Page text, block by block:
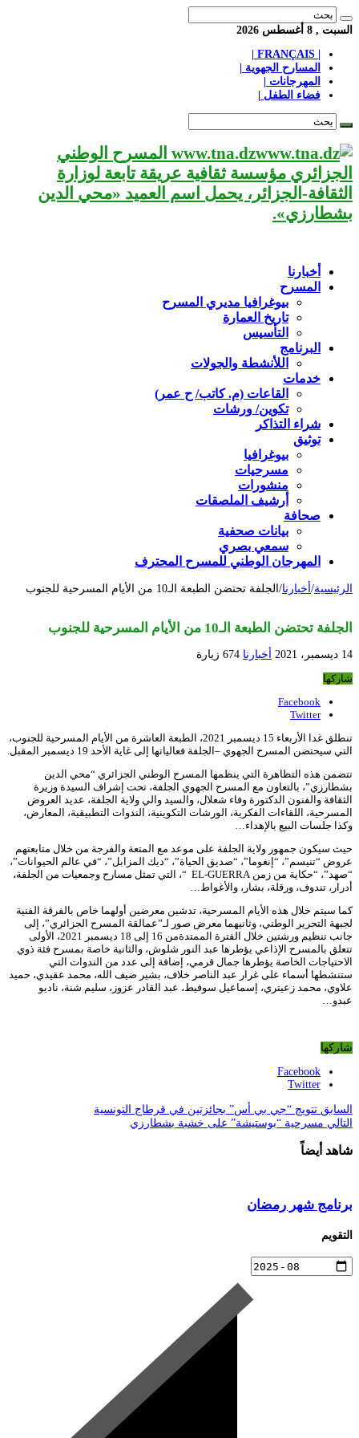
السبت , 8 أغسطس 2026
المسارح الجهوية |
المهرجانات |
فضاء الطفل |
www.tna.dz المسرح الوطني
الجزائري مؤسسة ثقافية عريقة تابعة لوزارة
الثقافة-الجزائر، يحمل اسم العميد «محي الدين
بشطارزي».
أخبارنا
المسرح
بيوغرافيا مديري المسرح
تاريخ العمارة
التأسيس
البرنامج
اللأنشطة والجولات
خدمات
القاعات (م. كاتب/ ح عمر)
تكوين/ ورشات
شراء التذاكر
توثيق
بيوغرافيا
مسرحيات
منشورات
أرشيف الملصقات
صحافة
بيانات صحفية
سمعي بصري
المهرجان الوطني للمسرح المحترف
الرئيسية/ أخبارنا/ الجلفة تحتضن الطبعة الـ10 من الأيام المسرحية للجنوب
الجلفة تحتضن الطبعة الـ10 من الأيام المسرحية للجنوب
14 ديسمبر، 2021 أخبارنا 674 زيارة
شاركها
Facebook
Twitter
تنطلق غدا الأربعاء 15 ديسمبر 2021، الطبعة العاشرة من الأيام المسرحية للجنوب،
التي سيحتضن المسرح الجهوي –الجلفة فعالياتها إلى غاية الأحد 19 ديسمبر المقبل.
تتضمن هذه التظاهرة التي ينظمها المسرح الوطني الجزائري “محي الدين
بشطارزي”، بالتعاون مع المسرح الجهوي الجلفة، تحت إشراف السيدة وزيرة
الثقافة والفنون الدكتورة وفاء شعلال، والسيد والي ولاية الجلفة، عديد العروض
المسرحية، اللقاءات الفكرية، الورشات التكوينية، الندوات التطبيقية، المعارض،
وكذا جلسات البيع بالإهداء…
حيث سيكون جمهور ولاية الجلفة على موعد مع المتعة والفرجة من خلال متابعتهم
عروض “تنيسم”، “إنغوما”، “صديق الحياة”، “ديك المزابل”، “في عالم الحيوانات”،
“صهد”، “حكاية من زمن EL-GUERRA “، التي تمثل مسارح وجمعيات من الجلفة،
أدرار، تندوف، ورقلة، بشار، والأغواط…
كما سيتم خلال هذه الأيام المسرحية، تدشين معرضين أولهما خاص بالفرقة الفنية
لجبهة التحرير الوطني، وثانيهما معرض صور لـ”عمالقة المسرح الجزائري”، إلى
جانب تنظيم ورشتين خلال الفترة الممتدةمن 16 إلى 18 ديسمبر 2021، الأولى
تتعلق بالمسرح الإذاعي يؤطرها عبد النور شلوش، والثانية خاصة بمسرح فئة ذوي
الاحتياجات الخاصة يؤطرها جمال قرمي، إضافة إلى عدد من الندوات التي
ستنشطها أسماء على غرار عبد الناصر خلاف، بشير ضيف الله، محمد عقيدي، حميد
علاوي، محمد زعيتري، إسماعيل سوفيط، عبد القادر عزوز، سليم شنة، ناديو
عبدو…
شاركها
Facebook
Twitter
السابق تتويج “جي بي أس” بجائزتين في قرطاج التونسية
التالي مسرحية “بوستيشة” على خشبة بشطارزي
شاهد أيضاً
برنامج شهر رمضان
التقويم